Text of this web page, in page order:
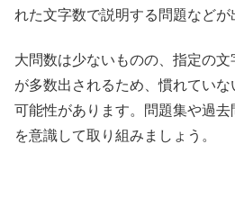
れた文字数で説明する問題などが
大問数は少ないものの、指定の
が多数出されるため、慣れてい
可能性があります。問題集や過
を意識して取り組みましょう。